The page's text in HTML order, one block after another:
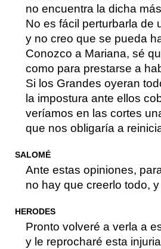
no encuentra la dicha
No es fácil perturbarla de
y no creo que se pueda
Conozco a Mariana, sé
como para prestarse a
Si los Grandes oyeran
la impostura ante ellos
veríamos en las cortes
que nos obligaría a
SALOMÉ
Ante estas opiniones,
no hay que creerlo todo,
HERODES
Pronto volveré a verla a
y le reprocharé esta